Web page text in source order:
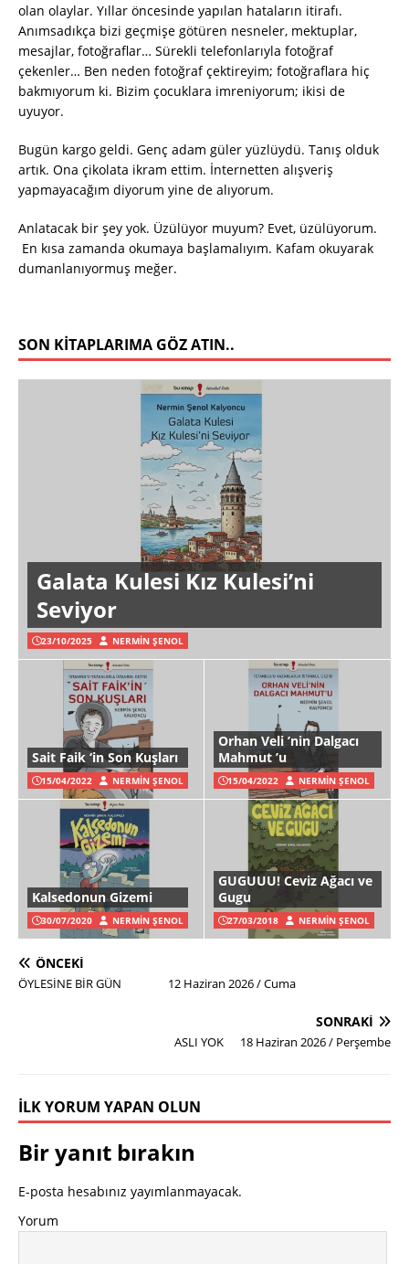
olan olaylar. Yıllar öncesinde yapılan hataların itirafı.
Anımsadıkça bizi geçmişe götüren nesneler, mektuplar,
mesajlar, fotoğraflar… Sürekli telefonlarıyla fotoğraf
çekenler… Ben neden fotoğraf çektireyim; fotoğraflara hiç
bakmıyorum ki. Bizim çocuklara imreniyorum; ikisi de
uyuyor.
Bugün kargo geldi. Genç adam güler yüzlüydü. Tanış olduk
artık. Ona çikolata ikram ettim. İnternetten alışveriş
yapmayacağım diyorum yine de alıyorum.
Anlatacak bir şey yok. Üzülüyor muyum? Evet, üzülüyorum.
En kısa zamanda okumaya başlamalıyım. Kafam okuyarak
dumanlanıyormuş meğer.
SON KITAPLARIMA GÖZ ATIN..
Galata Kulesi Kız Kulesi’ni
Seviyor
23/10/2025 NERMIN ŞENOL
Sait Faik ‘in Son Kuşları
15/04/2022 NERMIN ŞENOL
Orhan Veli ’nin Dalgacı
Mahmut ’u
15/04/2022 NERMIN ŞENOL
Kalsedonun Gizemi
30/07/2020 NERMIN ŞENOL
GUGUUU! Ceviz Ağacı ve
Gugu
27/03/2018 NERMIN ŞENOL
ÖNCEKI
ÖYLESİNE BİR GÜN 12 Haziran 2026 / Cuma
SONRAKI
ASLI YOK 18 Haziran 2026 / Perşembe
İLK YORUM YAPAN OLUN
Bir yanıt bırakın
E-posta hesabınız yayımlanmayacak.
Yorum